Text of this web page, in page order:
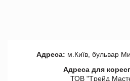
Адреса: м.Київ, бульвар
Адреса для
ТОВ "Tрейд